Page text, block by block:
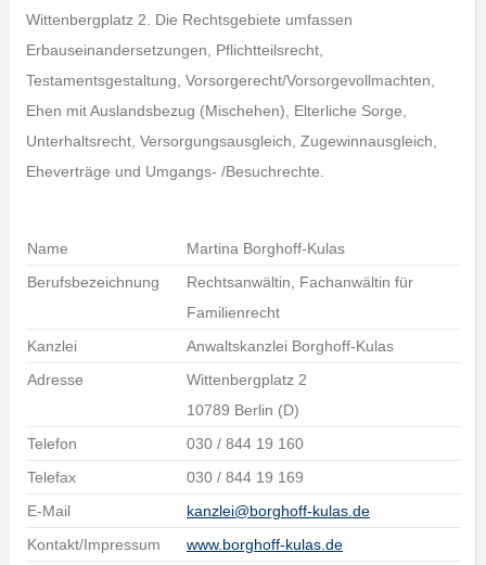
Wittenbergplatz 2. Die Rechtsgebiete umfassen
Erbauseinandersetzungen, Pflichtteilsrecht,
Testamentsgestaltung, Vorsorgerecht/Vorsorgevollmachten,
Ehen mit Auslandsbezug (Mischehen), Elterliche Sorge,
Unterhaltsrecht, Versorgungsausgleich, Zugewinnausgleich,
Eheverträge und Umgangs- /Besuchrechte.
Name
Martina Borghoff-Kulas
Berufsbezeichnung
Rechtsanwältin, Fachanwältin für
Familienrecht
Kanzlei
Anwaltskanzlei Borghoff-Kulas
Adresse
Wittenbergplatz 2
10789 Berlin (D)
Telefon
030 / 844 19 160
Telefax
030 / 844 19 169
E-Mail
kanzlei@borghoff-kulas.de
Kontakt/Impressum
www.borghoff-kulas.de